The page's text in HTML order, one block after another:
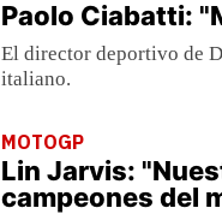
Paolo Ciabatti:
El director deportivo de
italiano.
MOTOGP
Lin Jarvis:
campeones del